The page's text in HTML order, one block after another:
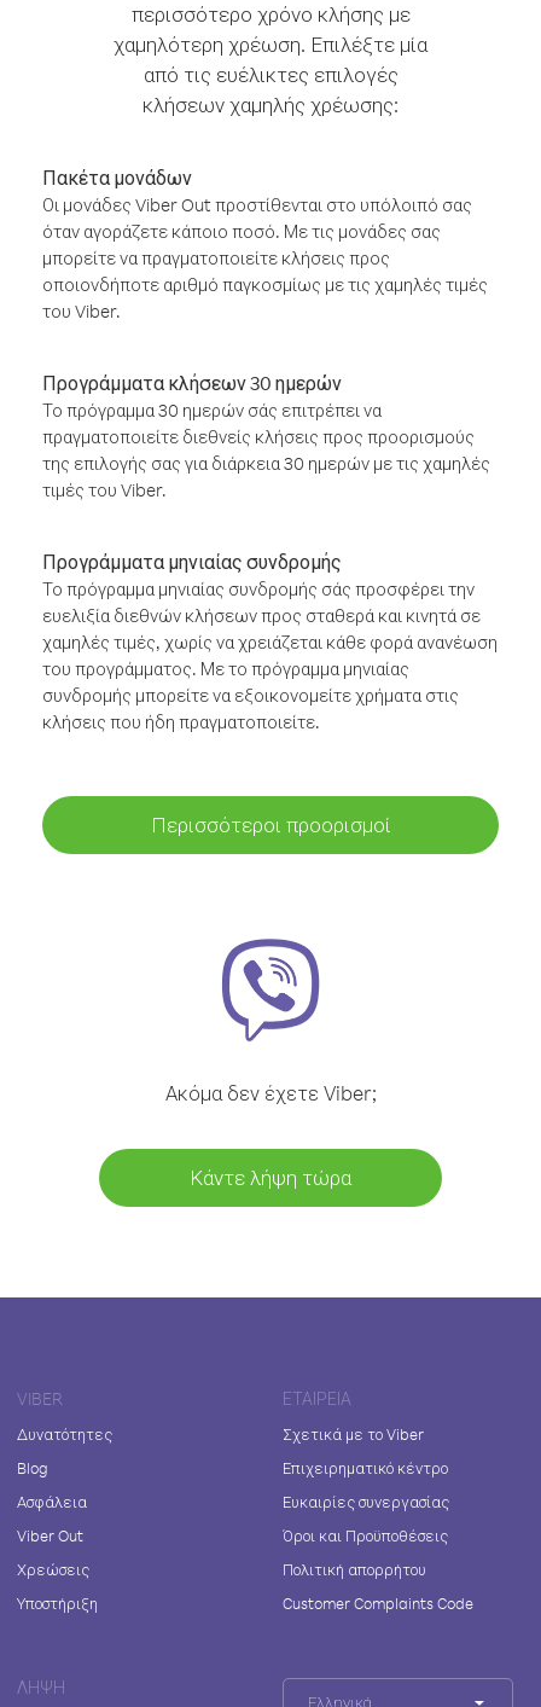
περισσότερο χρόνο κλήσης με
χαμηλότερη χρέωση. Επιλέξτε μία
από τις ευέλικτες επιλογές
κλήσεων χαμηλής χρέωσης:
Πακέτα μονάδων
Οι μονάδες Viber Out προστίθενται στο υπόλοιπό σας
όταν αγοράζετε κάποιο ποσό. Με τις μονάδες σας
μπορείτε να πραγματοποιείτε κλήσεις προς
οποιονδήποτε αριθμό παγκοσμίως με τις χαμηλές τιμές
του Viber.
Προγράμματα κλήσεων 30 ημερών
Το πρόγραμμα 30 ημερών σάς επιτρέπει να
πραγματοποιείτε διεθνείς κλήσεις προς προορισμούς
της επιλογής σας για διάρκεια 30 ημερών με τις χαμηλές
τιμές του Viber.
Προγράμματα μηνιαίας συνδρομής
Το πρόγραμμα μηνιαίας συνδρομής σάς προσφέρει την
ευελιξία διεθνών κλήσεων προς σταθερά και κινητά σε
χαμηλές τιμές, χωρίς να χρειάζεται κάθε φορά ανανέωση
του προγράμματος. Με το πρόγραμμα μηνιαίας
συνδρομής μπορείτε να εξοικονομείτε χρήματα στις
κλήσεις που ήδη πραγματοποιείτε.
Περισσότεροι προορισμοί
Ακόμα δεν έχετε Viber;
Κάντε λήψη τώρα
VIBER
Δυνατότητες
Blog
Ασφάλεια
Viber Out
Χρεώσεις
Υποστήριξη
ΕΤΑΙΡΕΊΑ
Σχετικά με το Viber
Επιχειρηματικό κέντρο
Ευκαιρίες συνεργασίας
Όροι και Προϋποθέσεις
Πολιτική απορρήτου
Customer Complaints Code
ΛΉΨΗ
Ελληνικά